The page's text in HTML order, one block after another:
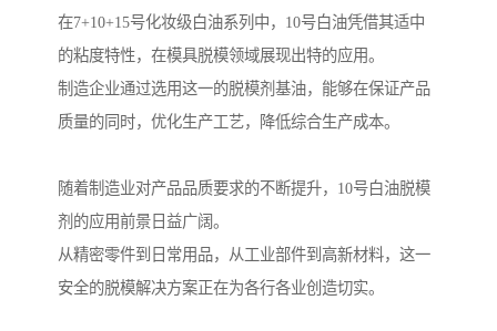
在7+10+15号化妆级白油系列中，10号白油凭借其适中
的粘度特性，在模具脱模领域展现出特的应用。
制造企业通过选用这一的脱模剂基油，能够在保证产品
质量的同时，优化生产工艺，降低综合生产成本。
随着制造业对产品品质要求的不断提升，10号白油脱模
剂的应用前景日益广阔。
从精密零件到日常用品，从工业部件到高新材料，这一
安全的脱模解决方案正在为各行各业创造切实。